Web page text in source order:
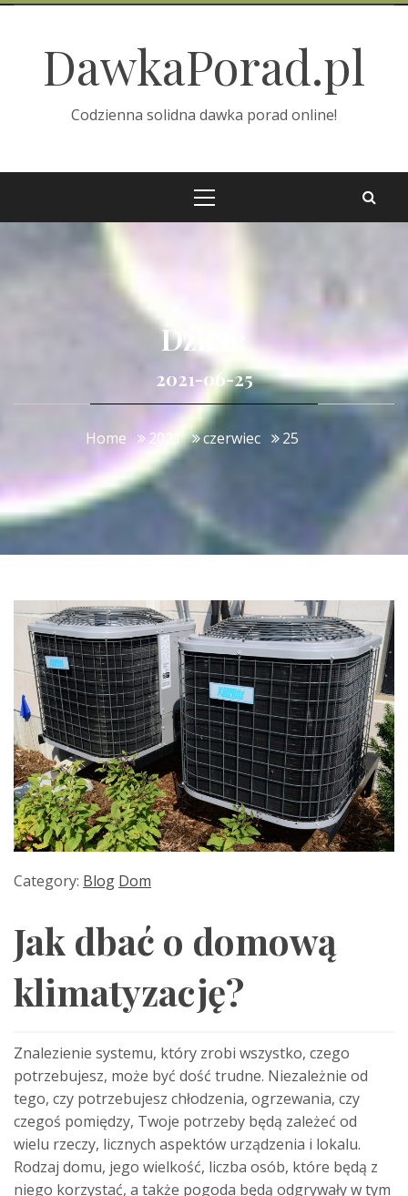
Skip
contentDawkaPorad.pl
Codzienna solidna dawka porad online!
Dzień:
2021-06-25
Home 2021 czerwiec 25
Category: Blog Dom
Jak dbać o domową
klimatyzację?
Znalezienie systemu, który zrobi wszystko, czego
potrzebujesz, może być dość trudne. Niezależnie od
tego, czy potrzebujesz chłodzenia, ogrzewania, czy
czegoś pomiędzy, Twoje potrzeby będą zależeć od
wielu rzeczy, licznych aspektów urządzenia i lokalu.
Rodzaj domu, jego wielkość, liczba osób, które będą z
niego korzystać, a także pogoda będą odgrywały w tym